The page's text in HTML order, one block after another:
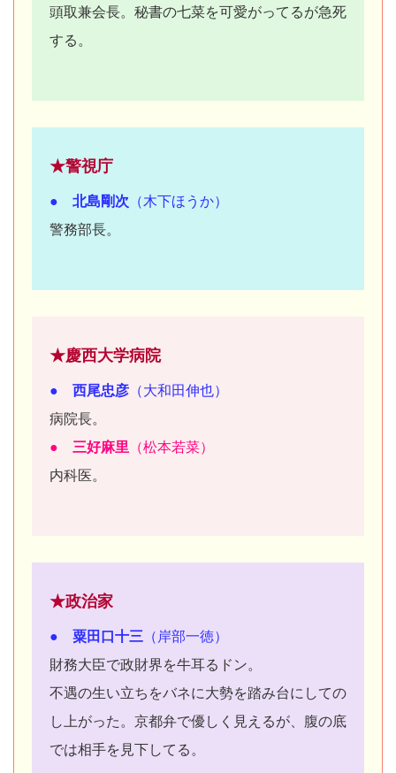
頭取兼会長。秘書の七菜を可愛がってるが急死
する。
★警視庁
● 北島剛次 （木下ほうか）
警務部長。
★慶西大学病院
● 西尾忠彦 （大和田伸也）
病院長。
● 三好麻里 （松本若菜）
内科医。
★政治家
● 粟田口十三 （岸部一徳）
財務大臣で政財界を牛耳るドン。
不遇の生い立ちをバネに大勢を踏み台にしての
し上がった。京都弁で優しく見えるが、腹の底
では相手を見下してる。